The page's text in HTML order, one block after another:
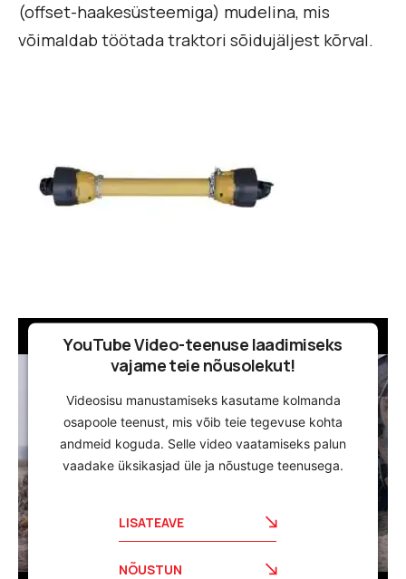
(offset-haakesüsteemiga) mudelina, mis
võimaldab töötada traktori sõidujäljest kõrval.
YouTube Video-teenuse laadimiseks
vajame teie nõusolekut!
Videosisu manustamiseks kasutame kolmanda
osapoole teenust, mis võib teie tegevuse kohta
andmeid koguda. Selle video vaatamiseks palun
vaadake üksikasjad üle ja nõustuge teenusega.
LISATEAVE
NÕUSTUN